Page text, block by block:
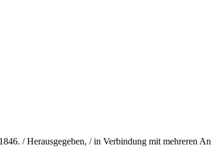
/ Herausgegeben, / in Verbindung mit